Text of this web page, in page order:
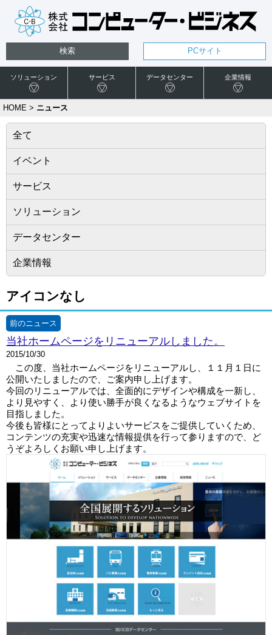
PCサイト
検索
ソリューション サービス データセンター 企業情報
HOME > ニュース
全て
イベント
サービス
ソリューション
データセンター
企業情報
アイコンなし
前のニュース
当社ホームページをリニューアルしました。
2015/10/30
この度、当社ホームページをリニューアルし、１１月１日に
公開いたしましたので、ご案内申し上げます。
今回のリニューアルでは、全面的にデザインや構成を一新し、
より見やすく、より使い勝手が良くなるようなウェブサイトを
目指しました。
今後も皆様にとってよりよいサービスをご提供していくため、
コンテンツの充実や迅速な情報提供を行って参りますので、ど
うぞよろしくお願い申し上げます。